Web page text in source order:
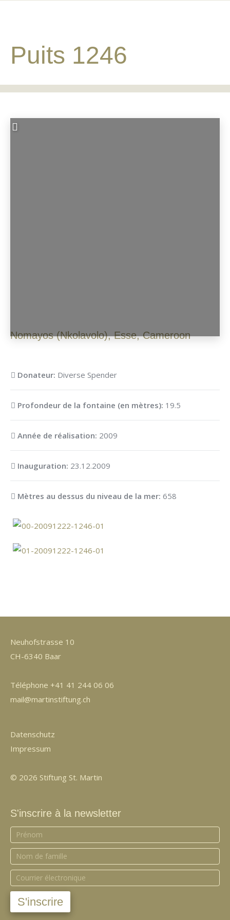
Puits 1246
Nomayos (Nkolavolo),Esse,Cameroon
Donateur: Diverse Spender
Profondeur de la fontaine (en mètres): 19.5
Année de réalisation: 2009
Inauguration: 23.12.2009
Mètres au dessus du niveau de la mer: 658
Neuhofstrasse 10
CH-6340 Baar
Téléphone +41 41 244 06 06
mail@martinstiftung.ch
Datenschutz
Impressum
© 2026 Stiftung St. Martin
S'inscrire à la newsletter
S'inscrire
à
la
newsletter
S'inscrire